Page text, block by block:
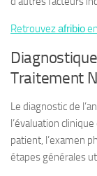
Retrouvezafribio
Traitement
Le diagnostic de
l’évaluation
patient, l’examen
étapes générales